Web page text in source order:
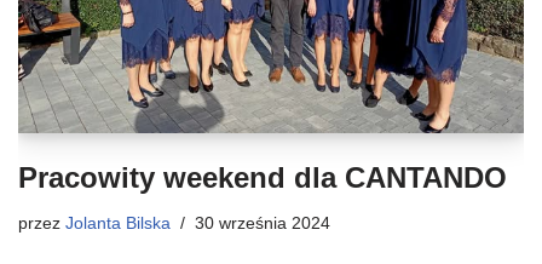
Pracowity weekend dla CANTANDO
przez Jolanta Bilska 30 września 2024